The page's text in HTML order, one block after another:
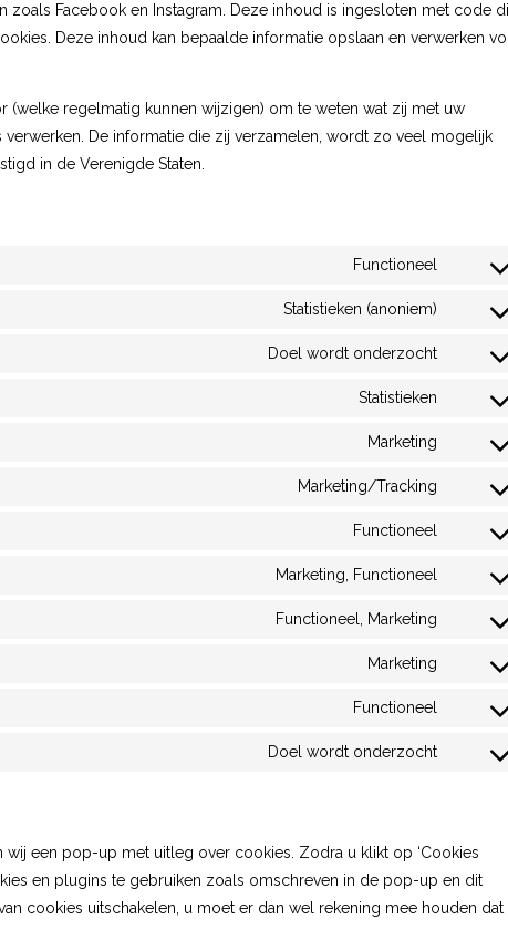
zoals Facebook en Instagram. Deze inhoud is ingesloten met code
Deze inhoud kan bepaalde informatie opslaan en verwerken
(welke regelmatig kunnen wijzigen) om te weten wat zij met uw
De informatie die zij verzamelen, wordt zo veel mogelijk
in de Verenigde Staten.
Functioneel
Statistieken (anoniem)
Doel wordt onderzocht
Statistieken
Marketing
Marketing/Tracking
Functioneel
Marketing, Functioneel
Functioneel, Marketing
Marketing
Functioneel
Doel wordt onderzocht
een pop-up met uitleg over cookies. Zodra u klikt op ‘Cookies
en plugins te gebruiken zoals omschreven in de pop-up en dit
cookies uitschakelen, u moet er dan wel rekening mee houden dat